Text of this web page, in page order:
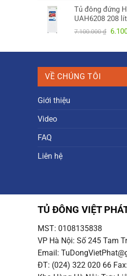
là:
Tủ đông đứng
UAH6208 208
7.100.000₫ Giá
là:
VỀ CHÚNG TÔI
Giới thiệu
Video
FAQ
Liên hệ
TỦ ĐÔNG VIỆT
MST: 0108135838
VP Hà Nội: Số 245 Tam
Email:
ĐT: (024) 322 020 66